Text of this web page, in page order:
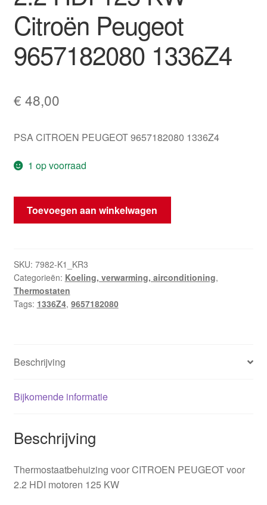
Citroën Peugeot
9657182080 1336Z4
€ 48,00
PSA CITROEN PEUGEOT 9657182080 1336Z4
1 op voorraad
Thermostaatbehuizing
KW
Citroën
Peugeot
9657182080
Toevoegen aan winkelwagen
SKU: 7982-K1_KR3
Categorieën: Koeling, verwarming, airconditioning,
Thermostaten
Tags: 1336Z4, 9657182080
Beschrijving
Bijkomende informatie
Beschrijving
Thermostaatbehuizing voor CITROEN PEUGEOT voor
2.2 HDI motoren 125 KW